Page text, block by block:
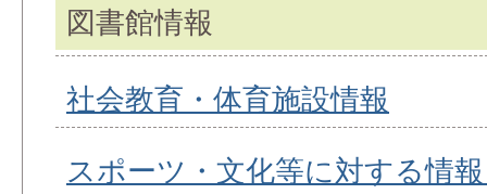
図書館情報
社会教育・体育施設情報
スポーツ・文化等に対する情